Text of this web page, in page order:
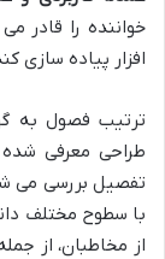
خواننده را قادر
افزار پیاده سازی
ترتیب فصول به
طراحی معرفی شده
تفصیل بررسی می
با سطوح مختلف
از مخاطبان، از